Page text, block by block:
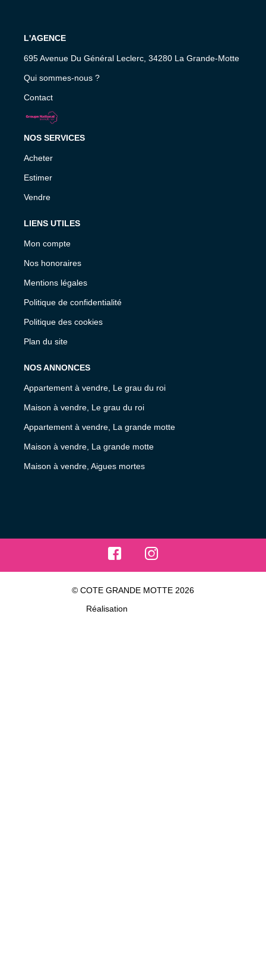
L'AGENCE
695 Avenue Du Général Leclerc, 34280 La Grande-Motte
Qui sommes-nous ?
Contact
NOS SERVICES
Acheter
Estimer
Vendre
LIENS UTILES
Mon compte
Nos honoraires
Mentions légales
Politique de confidentialité
Politique des cookies
Plan du site
NOS ANNONCES
Appartement à vendre, Le grau du roi
Maison à vendre, Le grau du roi
Appartement à vendre, La grande motte
Maison à vendre, La grande motte
Maison à vendre, Aigues mortes
© COTE GRANDE MOTTE 2026
Réalisation